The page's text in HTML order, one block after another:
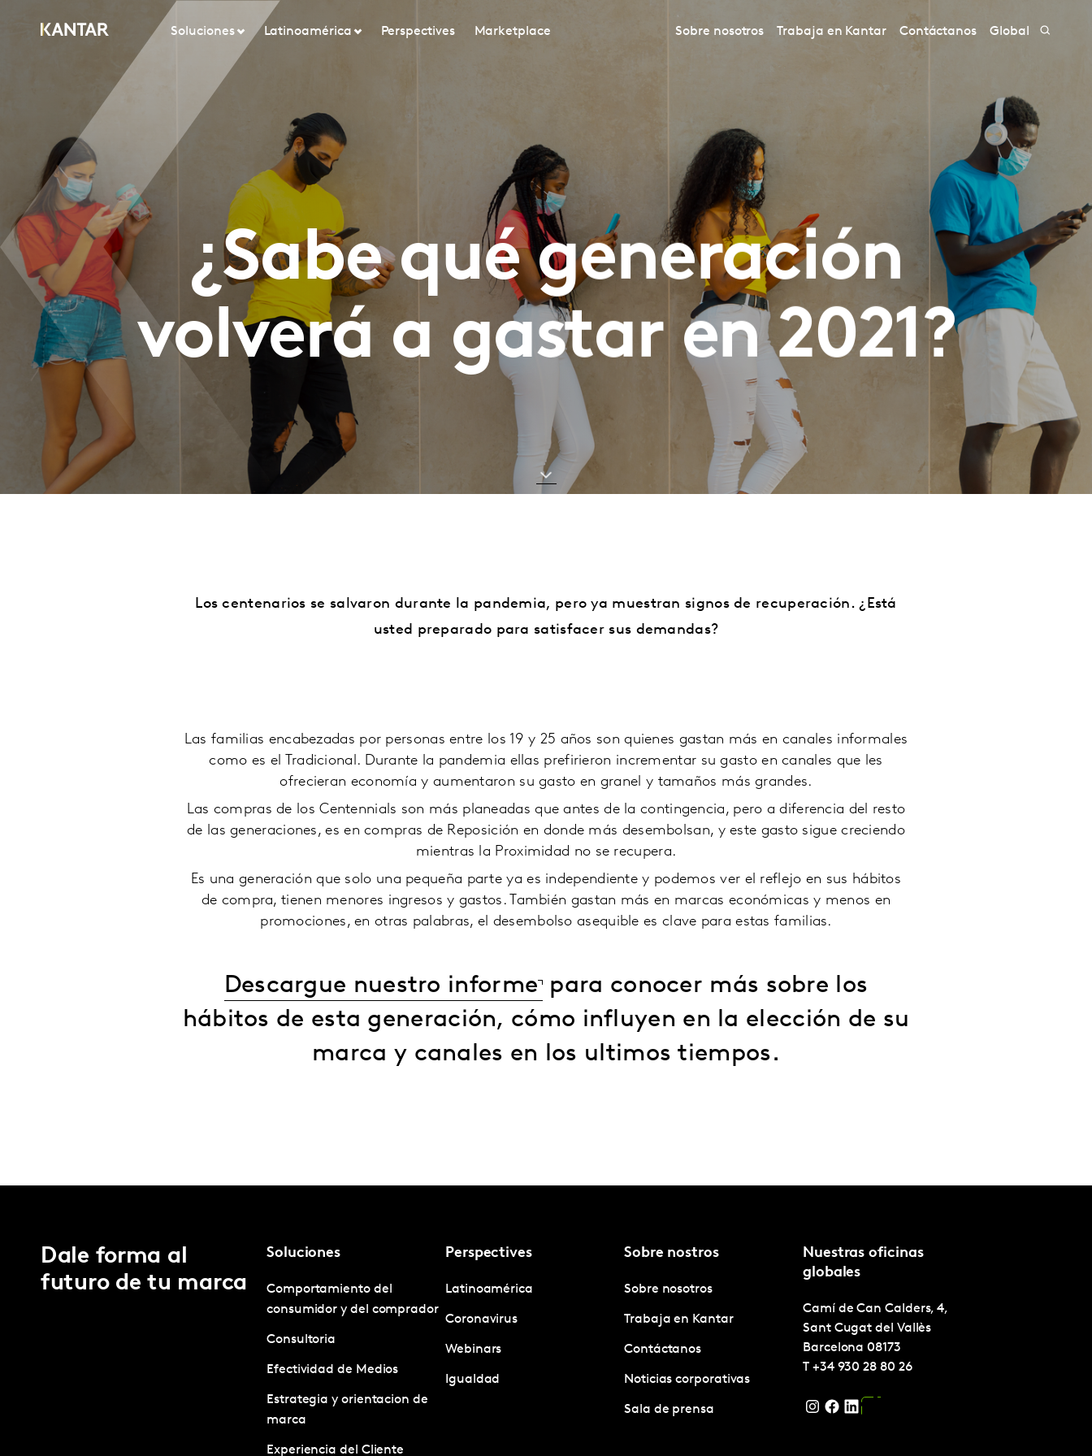
Soluciones Latinoamérica Perspectives Marketplace Sobre nosotros Trabaja en Kantar Contáctanos Global
¿Sabe qué generación
volverá a gastar en 2021?
Los centenarios se salvaron durante la pandemia, pero ya muestran signos de recuperación.¿Está
usted preparado para satisfacer sus demandas?
Las familias encabezadas por personas entre los 19 y 25 años son quienes gastan más en canales informales
como es el Tradicional. Durante la pandemia ellas prefirieron incrementar su gasto en canales que les
ofrecieran economía y aumentaron su gasto en granel y tamaños más grandes.
Las compras de los Centennials son más planeadas que antes de la contingencia, pero a diferencia del resto
de las generaciones, es en compras de Reposición en donde más desembolsan, y este gasto sigue creciendo
mientras la Proximidad no se recupera.
Es una generación que solo una pequeña parte ya es independiente y podemos ver el reflejo en sus hábitos
de compra, tienen menores ingresos y gastos. También gastan más en marcas económicas y menos en
promociones, en otras palabras, el desembolso asequible es clave para estas familias.
Descargue nuestro informe para conocer más sobre los
hábitos de esta generación, cómo influyen en la elección de su
marca y canales en los ultimos tiempos.
Dale forma al
futuro de tu marca
Soluciones
Comportamiento del
consumidor y del comprador
Consultoria
Efectividad de Medios
Estrategia y orientacion de
marca
Experiencia del Cliente
Perspectives
Latinoamérica
Coronavirus
Webinars
Igualdad
Sobre nostros
Sobre nosotros
Trabaja en Kantar
Contáctanos
Noticias corporativas
Sala de prensa
Nuestras oficinas
globales
Camí de Can Calders, 4,
Sant Cugat del Vallès
Barcelona 08173
T +34 930 28 80 26